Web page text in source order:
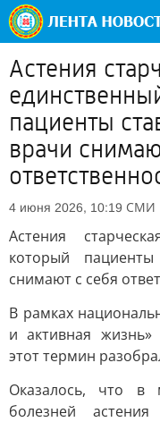
Астения
пациенты
врачи
4 июня 2026, 10:19 СМИ
Астения
который
снимают с себя
В рамках
и активная
этот термин
Оказалось, что в
болезней